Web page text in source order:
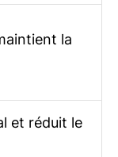
la
et réduit le